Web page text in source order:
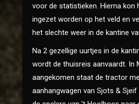
voor de statistieken. Hierna kon
ingezet worden op het veld en
het slechte weer in de kantine
Na 2 gezellige uurtjes in de
wordt de thuisreis aanvaardt. In
aangekomen staat de tractor
aanhangwagen van Sjots &